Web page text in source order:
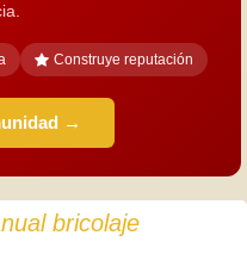
Construye reputación
→
bricolaje